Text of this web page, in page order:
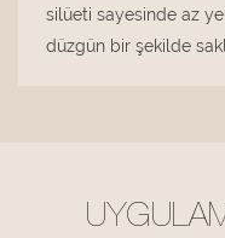
silüeti sayesinde az
düzgün bir şekilde